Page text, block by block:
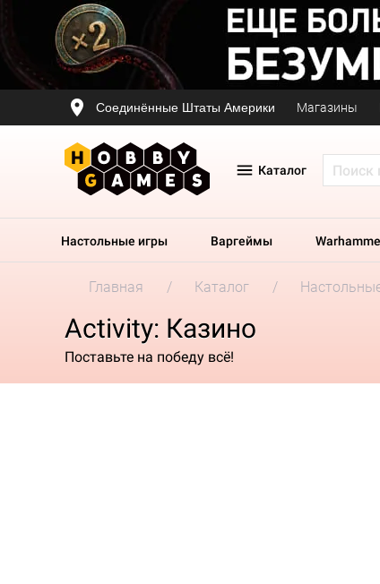
Соединённые Штаты Америки Магазины
Каталог
Настольные игры Варгеймы
Главная Каталог
Activity: Казино
Поставьте на победу всё!